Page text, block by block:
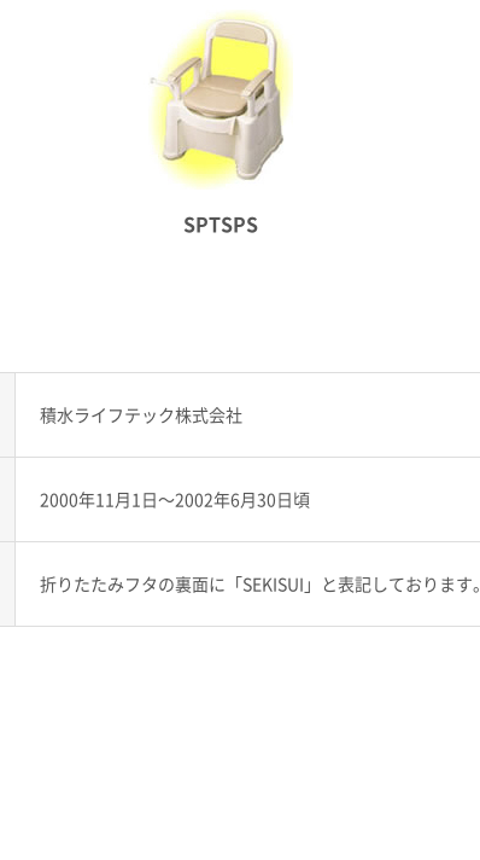
SPTSPS
積水ライフテック株式会社
2000年11月1日～2002年6月30日頃
折りたたみフタの裏面に「SEKISUI」と表記しております。